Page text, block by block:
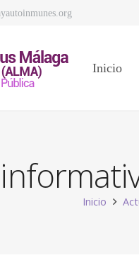
Inicio
Inicio